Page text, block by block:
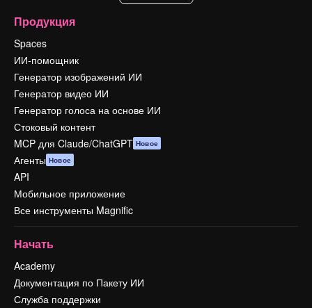
Продукция
Spaces
ИИ-помощник
Генератор изображений ИИ
Генератор видео ИИ
Генератор голоса на основе ИИ
Стоковый контент
MCP для Claude/ChatGPT Новое
Агенты Новое
API
Мобильное приложение
Все инструменты Magnific
Начать
Academy
Документация по Пакету ИИ
Служба поддержки